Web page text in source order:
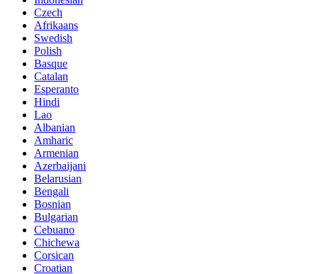
Czech
Afrikaans
Swedish
Polish
Basque
Catalan
Esperanto
Hindi
Lao
Albanian
Amharic
Armenian
Azerbaijani
Belarusian
Bengali
Bosnian
Bulgarian
Cebuano
Chichewa
Corsican
Croatian